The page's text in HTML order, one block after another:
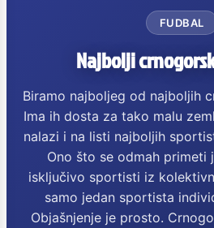
FUDBAL
Najbolji
Biramo najboljeg od najboljih
Ima ih dosta za tako malu
nalazi i na listi najboljih
Ono što se odmah primeti
isključivo sportisti iz
samo jedan sportista
Objašnjenje je prosto.